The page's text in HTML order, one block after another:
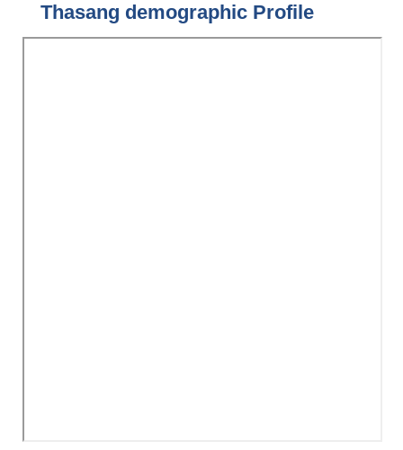
Thasang demographic Profile